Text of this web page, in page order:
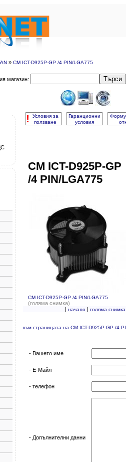
» CM ICT-D925P-GP /4 PIN/LGA775
магазин: Търси
!
Условия за
ползване
Гаранционни
условия
CM ICT-D925P-GP
/4 PIN/LGA775
CM ICT-D925P-GP /4 PIN/LGA775
(голяма снимка)
| начало| голяма снимка
към страницата на CM ICT-D925P-GP /4
- Вашето име
- Е-Майл
- телефон
- Допълнителни данни